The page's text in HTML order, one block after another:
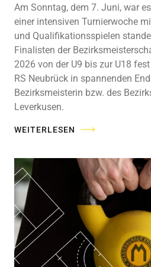
Am Sonntag, dem 7. Juni, war
einer intensiven Turnierwoche
und Qualifikationsspielen
Finalisten der
2026 von der U9 bis zur U18
RS Neubrück in spannenden
Bezirksmeisterin bzw. des
Leverkusen.
WEITERLESEN